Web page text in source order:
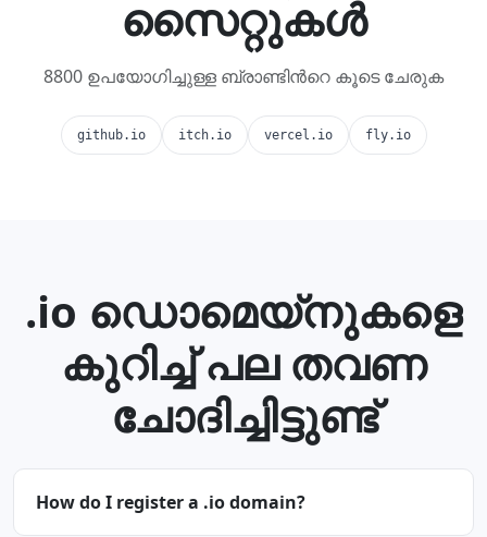
സൈറ്റുകള്‍
8800 ഉപയോഗിച്ചുള്ള ബ്രാണ്ടിന്‍റെ കൂടെ ചേരുക
github.io itch.io vercel.io fly.io
.io ഡൊമെയ്നുകളെ
കുറിച്ച് പല തവണ
ചോദിച്ചിട്ടുണ്ട്
How do I register a .io domain?